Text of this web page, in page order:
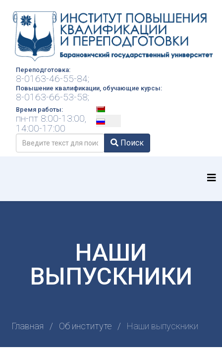
Переподготовка:
8-0163-46-55-84;
Повышение квалификации, обучающие курсы:
8-0163-66-53-58;
Время работы:
пн-пт 8:00-13:00,
14:00-17:00
Выберите язык
Поиск
Поиск
НАШИ
ВЫПУСКНИКИ
Главная Об институте Наши выпускники